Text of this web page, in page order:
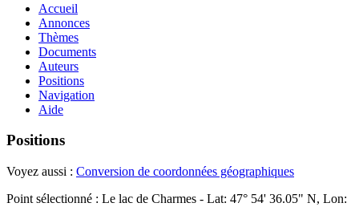
Accueil
Annonces
Thèmes
Documents
Auteurs
Positions
Navigation
Aide
Positions
Voyez aussi : Conversion de coordonnées géographiques
Point sélectionné : Le lac de Charmes - Lat: 47° 54' 36.05" N, Lon: